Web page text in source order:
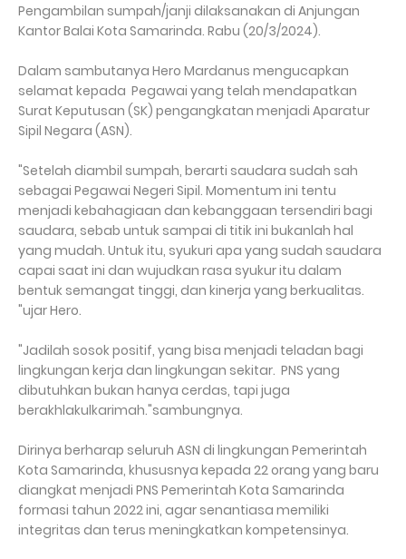
Pengambilan sumpah/janji dilaksanakan di Anjungan
Kantor Balai Kota Samarinda. Rabu (20/3/2024).
Dalam sambutanya Hero Mardanus mengucapkan
selamat kepada Pegawai yang telah mendapatkan
Surat Keputusan (SK) pengangkatan menjadi Aparatur
Sipil Negara (ASN).
"Setelah diambil sumpah, berarti saudara sudah sah
sebagai Pegawai Negeri Sipil. Momentum ini tentu
menjadi kebahagiaan dan kebanggaan tersendiri bagi
saudara, sebab untuk sampai di titik ini bukanlah hal
yang mudah. Untuk itu, syukuri apa yang sudah saudara
capai saat ini dan wujudkan rasa syukur itu dalam
bentuk semangat tinggi, dan kinerja yang berkualitas.
"ujar Hero.
"Jadilah sosok positif, yang bisa menjadi teladan bagi
lingkungan kerja dan lingkungan sekitar. PNS yang
dibutuhkan bukan hanya cerdas, tapi juga
berakhlakulkarimah."sambungnya.
Dirinya berharap seluruh ASN di lingkungan Pemerintah
Kota Samarinda, khususnya kepada 22 orang yang baru
diangkat menjadi PNS Pemerintah Kota Samarinda
formasi tahun 2022 ini, agar senantiasa memiliki
integritas dan terus meningkatkan kompetensinya.